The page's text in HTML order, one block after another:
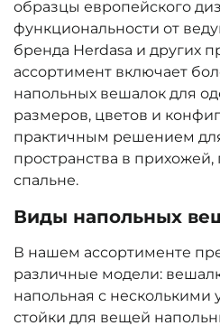
образцы европейского
функциональности от
бренда Herdasa и других
ассортимент включает
напольных вешалок для
размеров, цветов и
практичным решением
пространства в
спальне.
Виды напольных
В нашем ассортименте
различные модели:
напольная с
стойки для вещей